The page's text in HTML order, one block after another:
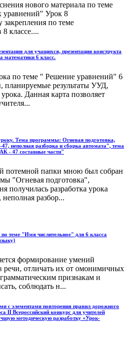
нового материала по теме
уравнений" Урок 8
закрепления по теме
классе....
для учащихся, презентация конструкта
математики 6 класс.
по теме " Решение уравнений" 6
планируемые результаты УУД,
Данная карта позволяет
Тема программы: Огневая подготовка,
неполная разборка и сборка автомата", тема
- 47 составные части"
потемной папки мною был собран
"Огневая подготовка",
получилась разработка урока
разбор...
по теме "Имя числительное" для 6 класса
формирование умений
речи, отличать их от омонимичных
признакам и
соблюдать н...
с элементами повторения правил дорожного
II Всероссийский конкурс для учителей
методическую разработку «Урок-